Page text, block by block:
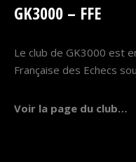
GK3000 – FFE
Le club de GK3000 est
Française des Echecs
Voir la page du club…